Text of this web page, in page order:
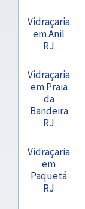
Vidraçaria
em Anil
RJ
Vidraçaria
em Praia
da
Bandeira
RJ
Vidraçaria
em
Paquetá
RJ